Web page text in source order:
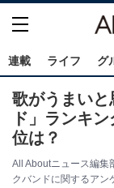
連載 ライフ グ
歌がうまいと
ド」ランキ
位は？
All Aboutニュース編集
クバンドに関するアン